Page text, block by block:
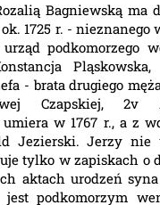
Bagniewską ma
1725 r. - nieznanego
podkomorzego
Pląskowska,
- brata drugiego
Czapskiej, 2v
w 1767 r., a z
Jezierski. Jerzy nie
tylko w zapiskach o
aktach urodzeń
podkomorzym